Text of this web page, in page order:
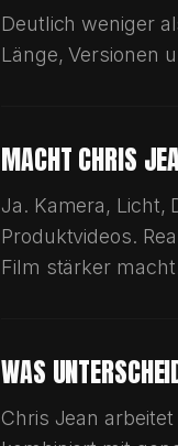
Deutlich weniger
Länge, Versionen
MACHT CHRIS
Ja. Kamera, Licht,
Produktvideos.
Film stärker
WAS
Chris Jean